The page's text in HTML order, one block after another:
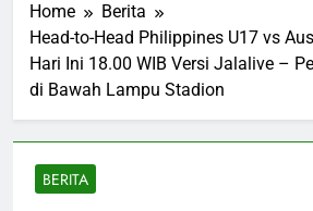
Home
Berita
Head-to-Head Philippines U17 vs
Hari Ini 18.00 WIB Versi Jalalive –
di Bawah Lampu Stadion
BERITA